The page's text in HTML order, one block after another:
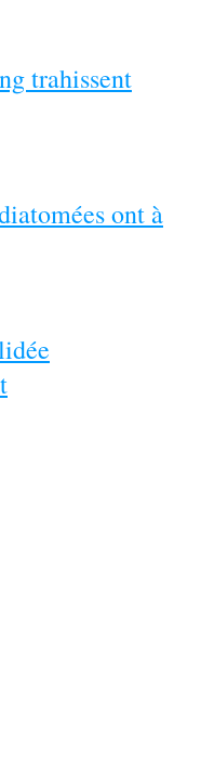
trahissent
ont à